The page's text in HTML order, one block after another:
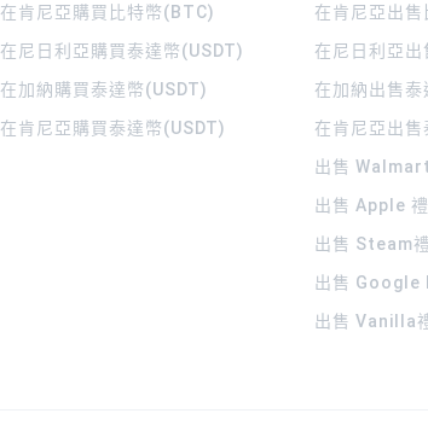
在肯尼亞購買比特幣(BTC)
在尼日利亞購買泰達幣(USDT)
在加納購買泰達幣(USDT)
在肯尼亞購買泰達幣(USDT)
在肯尼亞出
在尼日利亞
在加納出售
在肯尼亞出
出售
出售 Apple
出售 Steam
出售 Google
出售 Vanilla